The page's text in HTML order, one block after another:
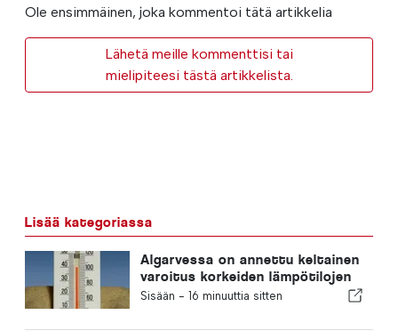
Ole ensimmäinen, joka kommentoi tätä artikkelia
Lähetä meille kommenttisi tai
mielipiteesi tästä artikkelista.
Lisää kategoriassa
Algarvessa on annettu keltainen
varoitus korkeiden lämpötilojen
vuoksi
Sisään - 16 minuuttia sitten